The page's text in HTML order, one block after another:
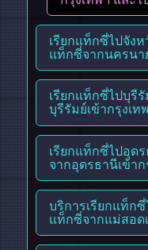
เรียกแท็กซี่ไปจัง
แท็กซี่จากนครนา
เรียกแท็กซี่ไปบุรี
บุรีรัมย์เข้ากรุงเท
เรียกแท็กซี่ไปอุด
จากอุดรธานีเข้าก
บริการเรียกแท็ก
แท็กซี่จากแม่สอด